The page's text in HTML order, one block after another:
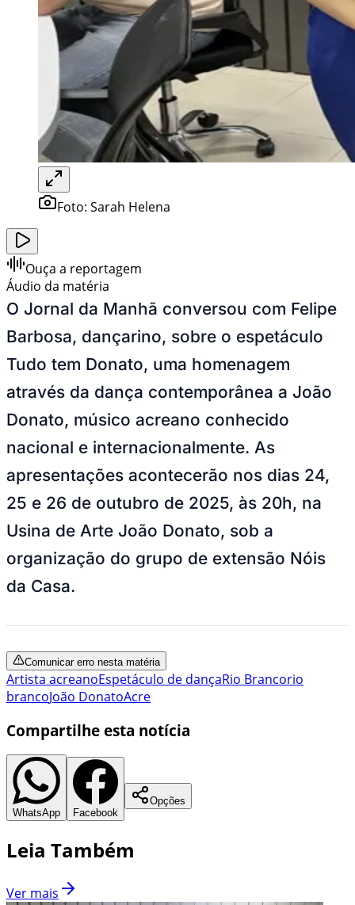
Foto: Sarah Helena
Ouça a reportagem
Áudio da matéria
O Jornal da Manhã conversou com Felipe
Barbosa, dançarino, sobre o espetáculo
Tudo tem Donato, uma homenagem
através da dança contemporânea a João
Donato, músico acreano conhecido
nacional e internacionalmente. As
apresentações acontecerão nos dias 24,
25 e 26 de outubro de 2025, às 20h, na
Usina de Arte João Donato, sob a
organização do grupo de extensão Nóis
da Casa.
Comunicar erro nesta matéria
Artista acreanoEspetáculo de dançaRio Brancorio
brancoJoão DonatoAcre
Compartilhe esta notícia
WhatsApp Facebook
Opções
Leia Também
Ver mais